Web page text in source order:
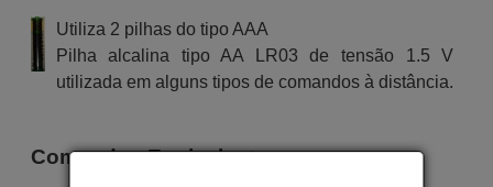
Utiliza 2 pilhas do tipo AAA
Pilha alcalina tipo AA LR03 de tensão 1.5 V
utilizada em alguns tipos de comandos à distância.
Comandos Equivalentes